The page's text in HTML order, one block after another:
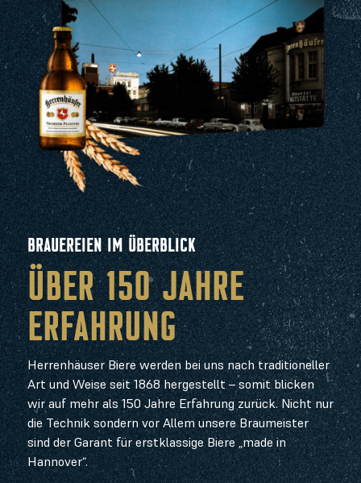
BRAUEREIEN IM ÜBERBLICK
ÜBER 150 JAHRE
ERFAHRUNG
Herrenhäuser Biere werden bei uns nach traditioneller
Art und Weise seit 1868 hergestellt – somit blicken
wir auf mehr als 150 Jahre Erfahrung zurück. Nicht nur
die Technik sondern vor Allem unsere Braumeister
sind der Garant für erstklassige Biere „made in
Hannover“.